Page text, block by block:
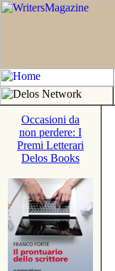
Occasioni da
non perdere: I
Premi Letterari
Delos Books